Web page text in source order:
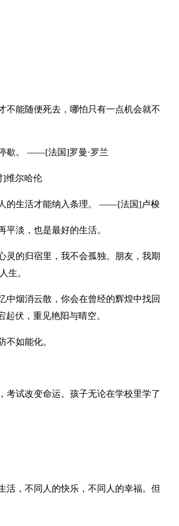
不能随便死去，哪怕只有一点机会就不
歇。 ——[法国]罗曼·罗兰
维尔哈伦
的生活才能纳入条理。 ——[法国]卢梭
淡，也是最好的生活。
灵的归宿里，我不会孤独。朋友，我期
生。
中烟消云散，你会在曾经的辉煌中找回
伏，重见艳阳与晴空。
如能化。
考试改变命运。孩子无论在学校里学了
活，不同人的快乐，不同人的幸福。但